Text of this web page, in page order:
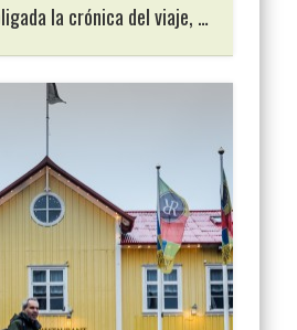
la crónica del viaje, …